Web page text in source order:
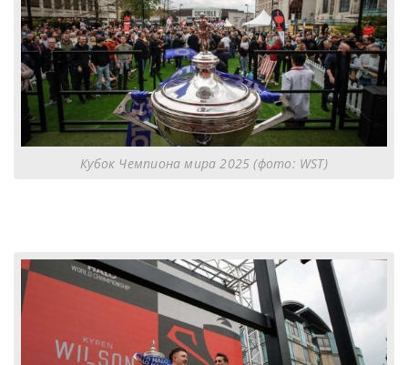
Кубок Чемпиона мира 2025 (фото: WST)